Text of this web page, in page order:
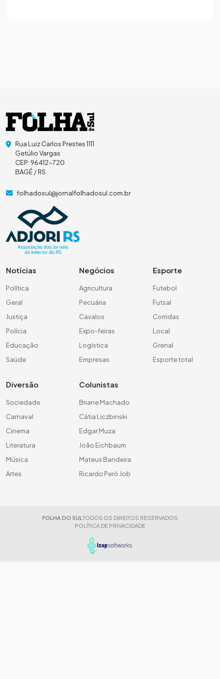
Rua Luiz Carlos Prestes 1111
Getúlio Vargas
CEP: 96412-720
BAGÉ / RS
folhadosul@jornalfolhadosul.com.br
Notícias
Política
Geral
Justiça
Polícia
Educação
Saúde
Negócios
Agricultura
Pecuária
Cavalos
Expo-feiras
Logística
Empresas
Esporte
Futebol
Futsal
Corridas
Local
Grenal
Esporte total
Diversão
Sociedade
Carnaval
Cinema
Literatura
Música
Artes
Colunistas
Briane Machado
Cátia Liczbinski
Edgar Muza
João Eichbaum
Mateus Bandeira
Ricardo Peró Job
FOLHA DO SUL TODOS OS DIREITOS RESERVADOS
POLÍTICA DE PRIVACIDADE